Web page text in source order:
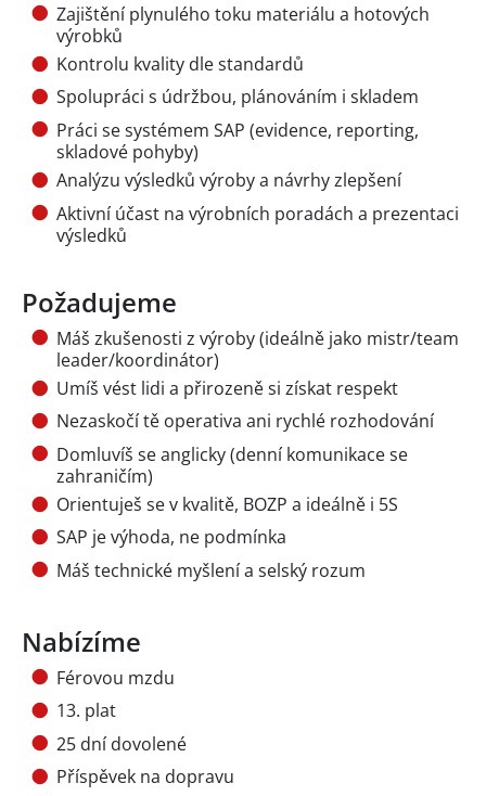
Zajištění plynulého toku materiálu a hotových
výrobků
Kontrolu kvality dle standardů
Spolupráci s údržbou, plánováním i skladem
Práci se systémem SAP (evidence, reporting,
skladové pohyby)
Analýzu výsledků výroby a návrhy zlepšení
Aktivní účast na výrobních poradách a prezentaci
výsledků
Požadujeme
Máš zkušenosti z výroby (ideálně jako mistr/team
leader/koordinátor)
Umíš vést lidi a přirozeně si získat respekt
Nezaskočí tě operativa ani rychlé rozhodování
Domluvíš se anglicky (denní komunikace se
zahraničím)
Orientuješ se v kvalitě, BOZP a ideálně i 5S
SAP je výhoda, ne podmínka
Máš technické myšlení a selský rozum
Nabízíme
Férovou mzdu
13. plat
25 dní dovolené
Příspěvek na dopravu